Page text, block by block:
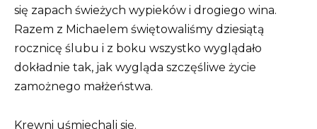
się zapach świeżych wypieków i drogiego wina.
Razem z Michaelem świętowaliśmy dziesiątą
rocznicę ślubu i z boku wszystko wyglądało
dokładnie tak, jak wygląda szczęśliwe życie
zamożnego małżeństwa.
Krewni uśmiechali się.